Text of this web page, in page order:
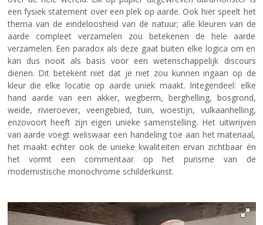
een fysiek statement over een plek op aarde. Ook hier speelt het
thema van de eindeloosheid van de natuur; alle kleuren van de
aarde compleet verzamelen zou betekenen de hele aarde
verzamelen. Een paradox als deze gaat buiten elke logica om en
kan dus nooit als basis voor een wetenschappelijk discours
dienen. Dit betekent niet dat je niet zou kunnen ingaan op de
kleur die elke locatie op aarde uniek maakt. Integendeel: elke
hand aarde van een akker, wegberm, berghelling, bosgrond,
weide, rivieroever, veengebied, tuin, woestijn, vulkaanhelling,
enzovoort heeft zijn eigen unieke samenstelling. Het uitwrijven
van aarde voegt weliswaar een handeling toe aan het materiaal,
het maakt echter ook de unieke kwaliteiten ervan zichtbaar én
het vormt een commentaar op het purisme van de
modernistische monochrome schilderkunst.